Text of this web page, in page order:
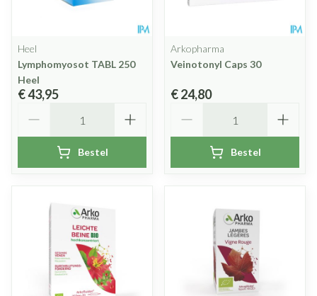
Heel
Lymphomyosot TABL 250
Heel
€ 43,95
Bestel
Arkopharma
Veinotonyl Caps 30
€ 24,80
Bestel